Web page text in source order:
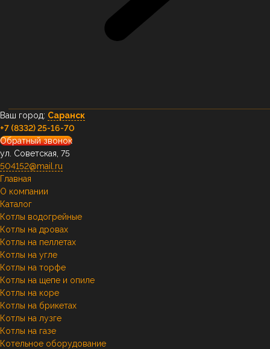
Ваш город: Саранск
+7 (8332) 25-16-70
Обратный звонок
ул. Советская, 75
504152@mail.ru
Главная
О компании
Каталог
Котлы водогрейные
Котлы на дровах
Котлы на пеллетах
Котлы на угле
Котлы на торфе
Котлы на щепе и опиле
Котлы на коре
Котлы на брикетах
Котлы на лузге
Котлы на газе
Котельное оборудование